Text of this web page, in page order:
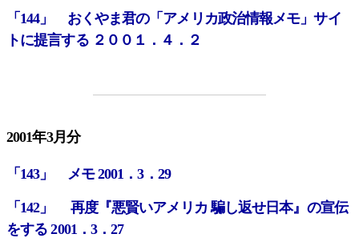
「144」 おくやま君の「アメリカ政治情報メモ」サイ
トに提言する ２００１．４．２
2001年3月分
「143」 メモ 2001．3．29
「142」 再度『悪賢いアメリカ 騙し返せ日本』の宣伝
をする 2001．3．27